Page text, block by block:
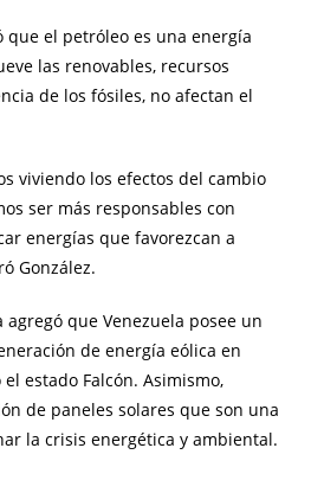
que el petróleo es una energía
las renovables, recursos
de los fósiles, no afectan el
viviendo los efectos del cambio
ser más responsables con
energías que favorezcan a
González.
que Venezuela posee un
de energía eólica en
estado Falcón. Asimismo,
de paneles solares que son una
la crisis energética y ambiental.